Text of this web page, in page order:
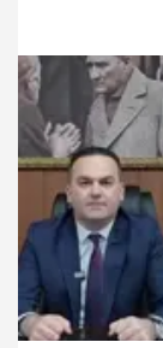
Adem
olumsuz
düştüğü
edildi.
8.04.2026